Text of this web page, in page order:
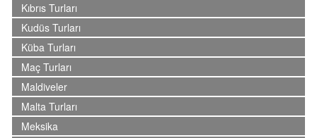
Kıbrıs Turları
Kudüs Turları
Küba Turları
Maç Turları
Maldiveler
Malta Turları
Meksika